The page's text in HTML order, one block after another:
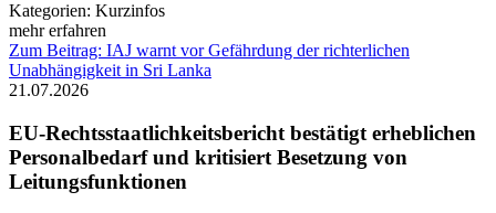
Kategorien: Kurzinfos
mehr erfahren
Zum Beitrag: IAJ warnt vor Gefährdung der richterlichen
Unabhängigkeit in Sri Lanka
21.07.2026
EU-Rechtsstaatlichkeitsbericht bestätigt erheblichen
Personalbedarf und kritisiert Besetzung von
Leitungsfunktionen